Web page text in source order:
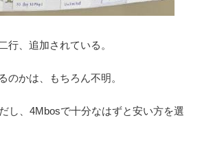
行、追加されている。
のかは、もちろん不明。
し、4Mbosで十分なはずと安い方を選